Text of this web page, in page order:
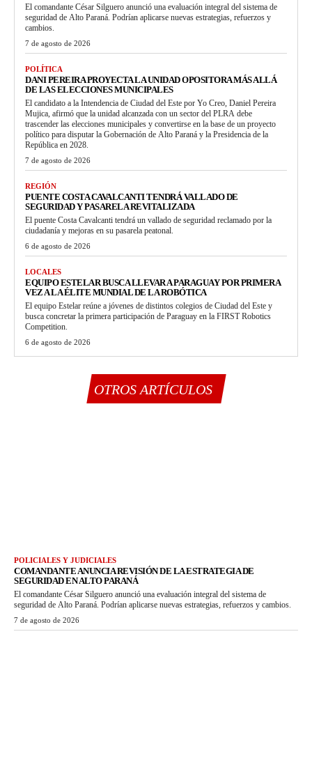
El comandante César Silguero anunció una evaluación integral del sistema de
seguridad de Alto Paraná. Podrían aplicarse nuevas estrategias, refuerzos y
cambios.
7 de agosto de 2026
POLÍTICA
DANI PEREIRA PROYECTA LA UNIDAD OPOSITORA MÁS ALLÁ
DE LAS ELECCIONES MUNICIPALES
El candidato a la Intendencia de Ciudad del Este por Yo Creo, Daniel Pereira
Mujica, afirmó que la unidad alcanzada con un sector del PLRA debe
trascender las elecciones municipales y convertirse en la base de un proyecto
político para disputar la Gobernación de Alto Paraná y la Presidencia de la
República en 2028.
7 de agosto de 2026
REGIÓN
PUENTE COSTA CAVALCANTI TENDRÁ VALLADO DE
SEGURIDAD Y PASARELA REVITALIZADA
El puente Costa Cavalcanti tendrá un vallado de seguridad reclamado por la
ciudadanía y mejoras en su pasarela peatonal.
6 de agosto de 2026
LOCALES
EQUIPO ESTELAR BUSCA LLEVAR A PARAGUAY POR PRIMERA
VEZ A LA ÉLITE MUNDIAL DE LA ROBÓTICA
El equipo Estelar reúne a jóvenes de distintos colegios de Ciudad del Este y
busca concretar la primera participación de Paraguay en la FIRST Robotics
Competition.
6 de agosto de 2026
OTROS ARTÍCULOS
POLICIALES Y JUDICIALES
COMANDANTE ANUNCIA REVISIÓN DE LA ESTRATEGIA DE
SEGURIDAD EN ALTO PARANÁ
El comandante César Silguero anunció una evaluación integral del sistema de
seguridad de Alto Paraná. Podrían aplicarse nuevas estrategias, refuerzos y cambios.
7 de agosto de 2026